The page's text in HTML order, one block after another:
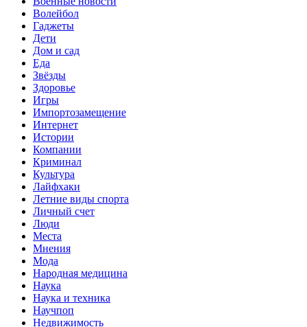
Волейбол
Гаджеты
Дети
Дом и сад
Еда
Звёзды
Здоровье
Игры
Импортозамещение
Интернет
Истории
Компании
Криминал
Культура
Лайфхаки
Летние виды спорта
Личный счет
Люди
Места
Мнения
Мода
Народная медицина
Наука
Наука и техника
Научпоп
Недвижимость